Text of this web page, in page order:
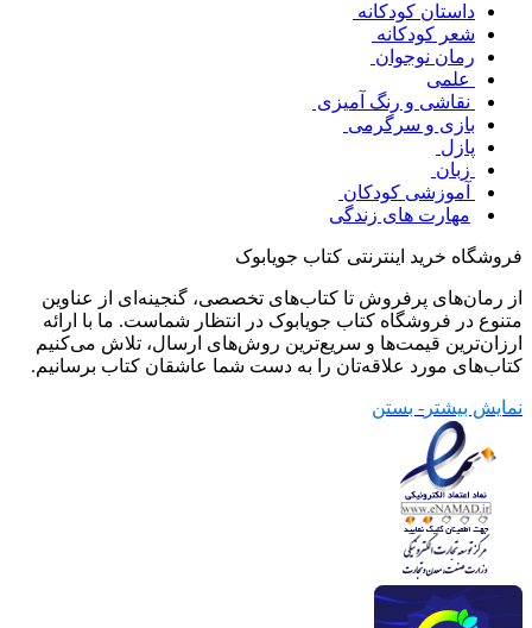
داستان کودکانه
شعر کودکانه
رمان نوجوان
علمی
نقاشی و رنگ آمیزی
بازی و سرگرمی
پازل
زبان
آموزشی کودکان
مهارت های زندگی
فروشگاه خرید اینترنتی کتاب جویابوک
از رمان‌های پرفروش تا کتاب‌های تخصصی، گنجینه‌ای از عناوین
متنوع در فروشگاه کتاب جویابوک در انتظار شماست. ما با ارائه
ارزان‌ترین قیمت‌ها و سریع‌ترین روش‌های ارسال، تلاش می‌کنیم
کتاب‌های مورد علاقه‌تان را به دست شما عاشقان کتاب برسانیم.
نمایش بیشتر - بستن